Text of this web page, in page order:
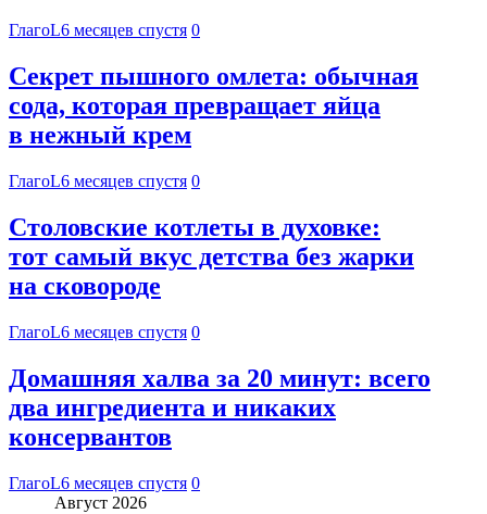
ГлагоL6 месяцев спустя 0
Секрет пышного омлета: обычная
сода, которая превращает яйца
в нежный крем
ГлагоL6 месяцев спустя 0
Столовские котлеты в духовке:
тот самый вкус детства без жарки
на сковороде
ГлагоL6 месяцев спустя 0
Домашняя халва за 20 минут: всего
два ингредиента и никаких
консервантов
ГлагоL6 месяцев спустя 0
Август 2026